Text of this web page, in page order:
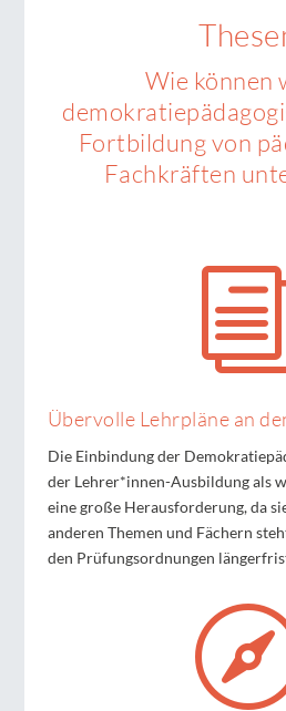
Wie können
Fortbildung von
Fachkräften
Übervolle Lehrpläne an
Die Einbindung der
der Lehrer*innen-Ausbildung als
eine große Herausforderung, da
anderen Themen und Fächern
den Prüfungsordnungen